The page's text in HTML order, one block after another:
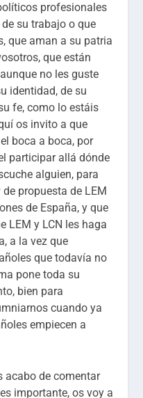
profesionales
su trabajo o que
que aman a su patria
que están
no les guste
identidad, de su
fe, como lo estáis
os invito a que
boca a boca, por
participar allá dónde
alguien, para
propuesta de LEM
de España, y que
LEM y LCN les haga
a la vez que
que todavía no
pone toda su
bien para
cuando ya
empiecen a
acabo de comentar
importante, os voy a